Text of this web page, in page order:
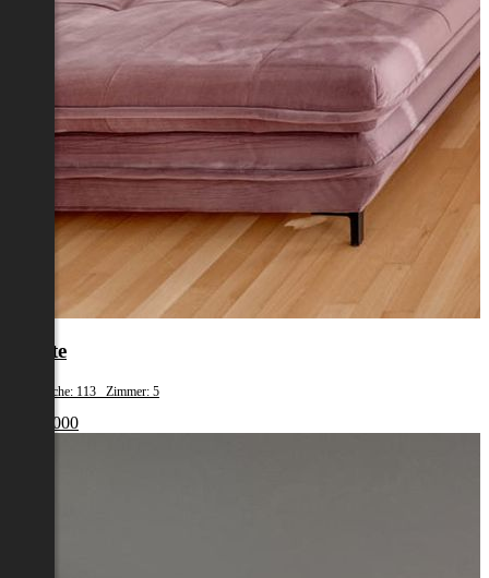
Reutte
Wohnfläche: 113 Zimmer: 5
€ 490 000